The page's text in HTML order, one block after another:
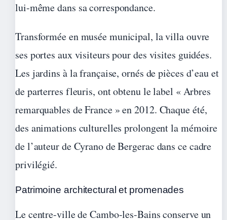
lui-même dans sa correspondance.
Transformée en musée municipal, la villa ouvre
ses portes aux visiteurs pour des visites guidées.
Les jardins à la française, ornés de pièces d’eau et
de parterres fleuris, ont obtenu le label « Arbres
remarquables de France » en 2012. Chaque été,
des animations culturelles prolongent la mémoire
de l’auteur de Cyrano de Bergerac dans ce cadre
privilégié.
Patrimoine architectural et promenades
Le centre-ville de Cambo-les-Bains conserve un